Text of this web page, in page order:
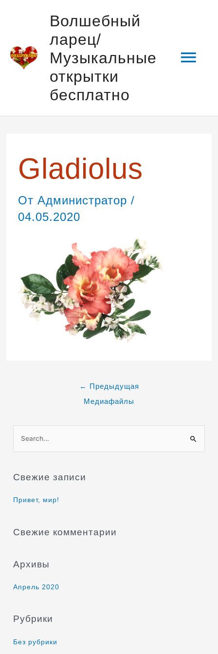
содержимому
Волшебный
ларец/
Музыкальные
открытки
бесплатно
Gladiolus
От Администратор /
04.05.2020
записям
←
Предыдущая
Медиафайлы
о
с
Свежие записи
Привет, мир!
Свежие комментарии
Архивы
Апрель 2020
Рубрики
Без рубрики